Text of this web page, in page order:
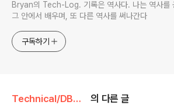
Bryan의 Tech-Log. 기록은 역사다. 나는 역사를 공유하고
그 안에서 배우며, 또 다른 역사를 써나간다
구독하기
Technical/DBMS 의 다른 글